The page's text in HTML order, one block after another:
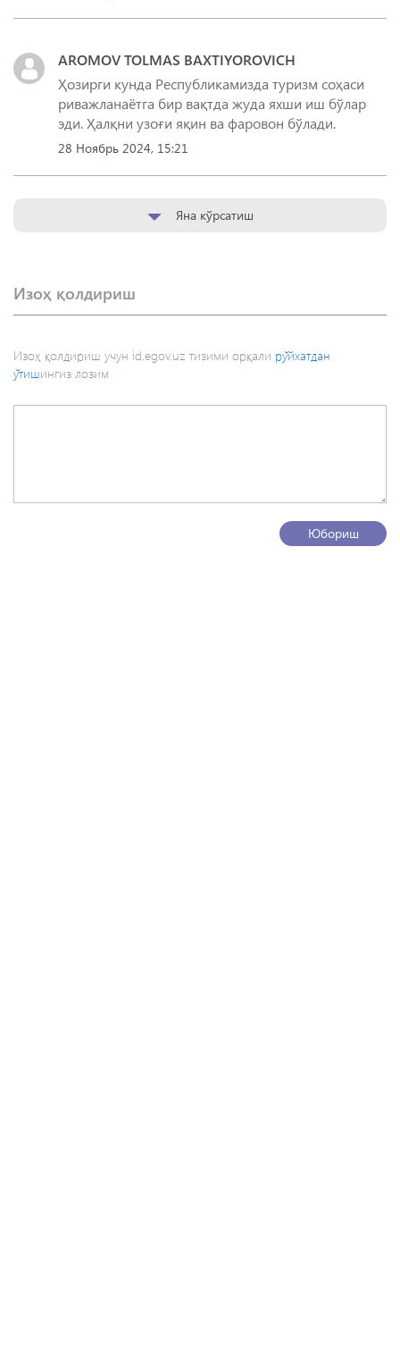
AROMOV TOLMAS BAXTIYOROVICH
Ҳозирги кунда Республикамизда туризм соҳаси
риважланаётга бир вақтда жуда яхши иш бўлар
эди. Ҳалқни узоғи яқин ва фаровон бўлади.
28 Ноябрь 2024, 15:21
Яна кўрсатиш
Изоҳ қолдириш
Изоҳ қолдириш учун id.egov.uz тизими орқали рўйхатдан
ўтишингиз лозим
Юбориш